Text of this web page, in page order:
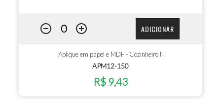
ADICIONAR
Aplique em papel e MDF - Cozinheiro II
APM12-150
R$ 9,43